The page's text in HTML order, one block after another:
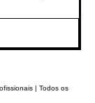
| Todos os